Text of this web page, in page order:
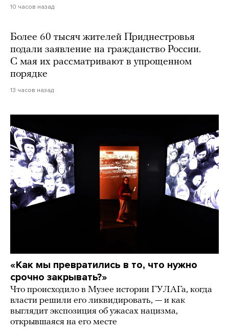
10 часов назад
Более 60 тысяч жителей Приднестровья
подали заявление на гражданство России.
С мая их рассматривают в упрощенном
порядке
13 часов назад
«Как мы превратились в то, что нужно
срочно закрывать?»
Что происходило в Музее истории ГУЛАГа, когда
власти решили его ликвидировать, — и как
выглядит экспозиция об ужасах нацизма,
открывшаяся на его месте